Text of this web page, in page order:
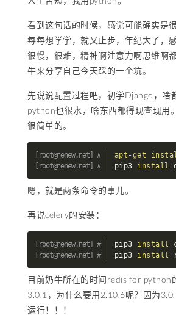
看到这句话的时候，感觉可能确实是
每每想学学，就又止步，年纪大了，
很慢，很难，精神啊注意力啊思维啊
牛来分享自己今天踩的一个坑。
先说说配置过程吧，初学Django，啥
python也很水，啥东西都得现查现用
很简单的。
apt-get
pip3 install
嗯，就是两条命令的事儿。
再说celery的安装：
pip3 install
pip3 install
目前奶牛所在的时间redis for python
3.0.1，为什么要用2.10.6呢？因为
运行！！！